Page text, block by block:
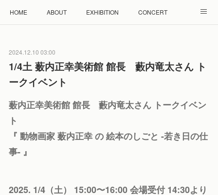
HOME ABOUT EXHIBITION CONCERT
RENTAL ACCESS Instagram
2024.12.10 03:00
1/4土 薮内正幸美術館 館長 藪内竜太さん ト
ークイベント
薮内正幸美術館 館長 藪内竜太さん トークイベン
ト
『 動物画家 薮内正幸 の 絵本のしごと -若き日の仕
事- 』
2025. 1/4（土） 15:00〜16:00 会場受付 14:30より